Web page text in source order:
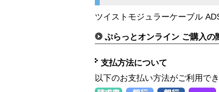
ツイストモジュラーケーブル
ぷらっとオンライン ご購入の
支払方法について
以下のお支払い方法がご利用で